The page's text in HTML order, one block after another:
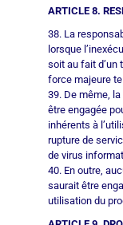
ARTICLE 8.
38. La
lorsque
soit au fait d’un
force majeure
39. De même,
être engagée
inhérents à
rupture de
de virus
40. En outre,
saurait être
utilisation du